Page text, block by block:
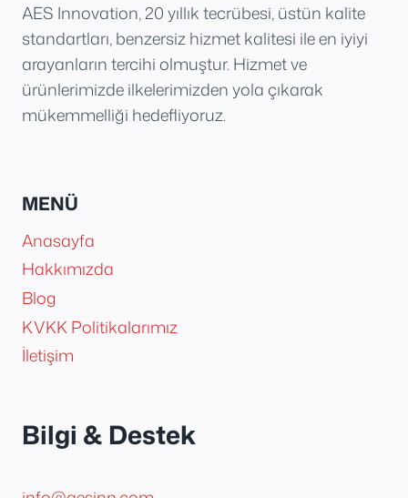
AES Innovation, 20 yıllık tecrübesi, üstün kalite
standartları, benzersiz hizmet kalitesi ile en iyiyi
arayanların tercihi olmuştur. Hizmet ve
ürünlerimizde ilkelerimizden yola çıkarak
mükemmelliği hedefliyoruz.
MENÜ
Anasayfa
Hakkımızda
Blog
KVKK Politikalarımız
İletişim
Bilgi & Destek